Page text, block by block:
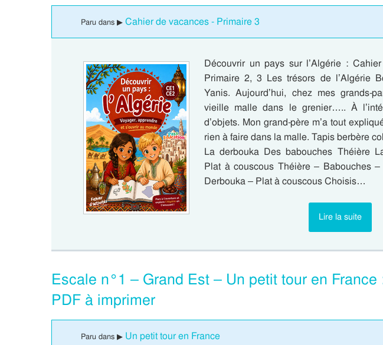
Paru dans ▶ Cahier de vacances - Primaire 3
Découvrir un pays sur l’Algérie :
Primaire 2, 3 Les trésors de l’Algérie
Yanis. Aujourd’hui, chez mes grands-
vieille malle dans le grenier….. À
d’objets. Mon grand-père m’a tout
rien à faire dans la malle. Tapis berbère
La derbouka Des babouches Théière
Plat à couscous Théière – Babouches
Derbouka – Plat à couscous Choisis…
Lire la suite
Escale n°1 – Grand Est – Un petit tour en
PDF à imprimer
Paru dans ▶ Un petit tour en France